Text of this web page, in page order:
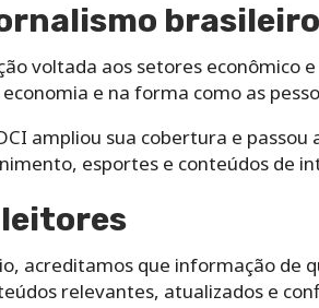
brasileiro
voltada aos setores econômico
e na forma como as
ampliou sua cobertura e
esportes e conteúdos de
leitores
acreditamos que informação
relevantes, atualizados e